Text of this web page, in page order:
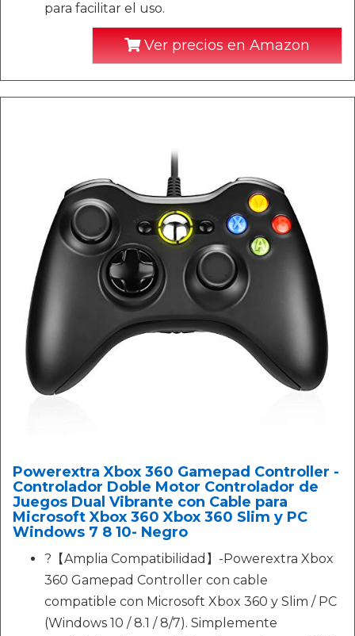
para facilitar el uso.
Ver precios en Amazon
Powerextra Xbox 360 Gamepad Controller -
Controlador Doble Motor Controlador de
Juegos Dual Vibrante con Cable para
Microsoft Xbox 360 Xbox 360 Slim y PC
Windows 7 8 10- Negro
?【Amplia Compatibilidad】-Powerextra Xbox
360 Gamepad Controller con cable
compatible con Microsoft Xbox 360 y Slim / PC
(Windows 10 / 8.1 / 8/7). Simplemente